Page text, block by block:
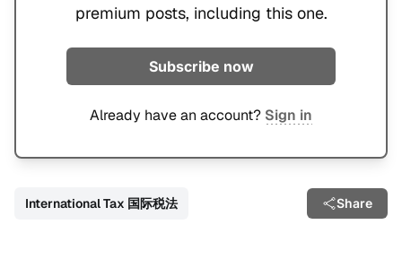
premium posts, including this one.
Subscribe now
Already have an account? Sign in
International Tax 国际税法 Share